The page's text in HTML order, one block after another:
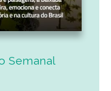
Semanal